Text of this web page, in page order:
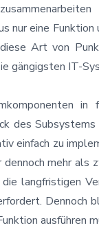
nur eine
Art von
gängigsten IT-
in
des
einfach zu
mehr als
langfristigen
Dennoch
ausführen